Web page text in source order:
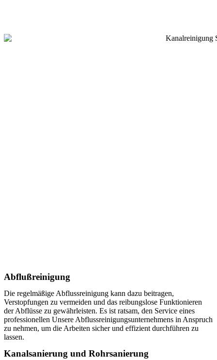
Abflußreinigung
Die regelmäßige Abflussreinigung kann dazu beitragen,
Verstopfungen zu vermeiden und das reibungslose Funktionieren
der Abflüsse zu gewährleisten. Es ist ratsam, den Service eines
professionellen Unsere Abflussreinigungsunternehmens in Anspruch
zu nehmen, um die Arbeiten sicher und effizient durchführen zu
lassen.
Kanalsanierung und Rohrsanierung